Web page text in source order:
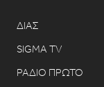
ΔΙΑΣ
SIGMA TV
ΡΑΔΙΟ ΠΡΩΤΟ